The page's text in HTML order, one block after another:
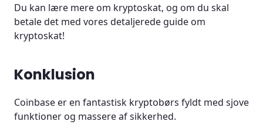
Du kan lære mere om kryptoskat, og om du skal
betale det med vores detaljerede guide om
kryptoskat!
Konklusion
Coinbase er en fantastisk kryptobørs fyldt med sjove
funktioner og massere af sikkerhed.